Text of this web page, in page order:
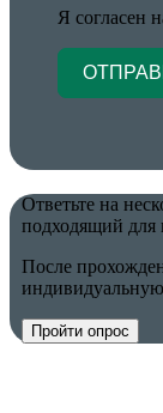
Я согласен
Ответьте на
подходящий для
После
Пройти опрос